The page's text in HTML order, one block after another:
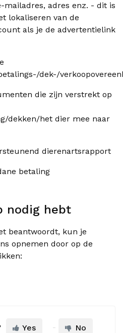
adres enz. - dit is
lokaliseren van de
als je de advertentielink
dek-/
die zijn verstrekt op
dekken/het dier mee naar
dierenartsrapport
betaling
nodig hebt
beantwoordt, kun je
opnemen door op de
Yes No